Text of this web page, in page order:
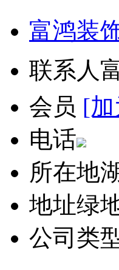
富鸿装
联系人
会员 [
电话
所在地
地址绿
公司类